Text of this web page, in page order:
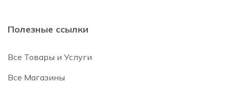
Полезные ссылки
Все Товары и Услуги
Все Магазины